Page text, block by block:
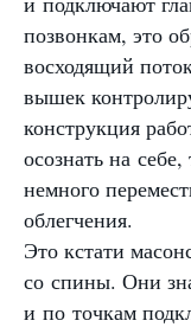
позвонкам, это
восходящий
вышек
конструкция
осознать на
немного
облегчения.
Это кстати
со спины. Они
и по точкам